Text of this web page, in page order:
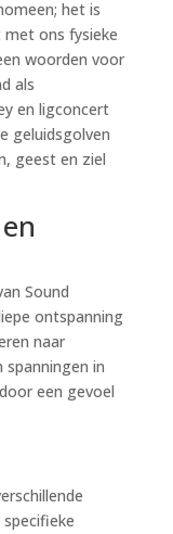
het is
met ons fysieke
woorden voor
als
en ligconcert
geluidsgolven
geest en ziel
Sound
ontspanning
naar
spanningen in
een gevoel